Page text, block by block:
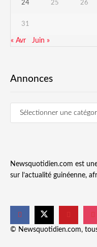
24 25 26
31
« Avr Juin »
Annonces
Newsquotidien.com est
sur l’actualité guinéenne,
© Newsquotidien.com,